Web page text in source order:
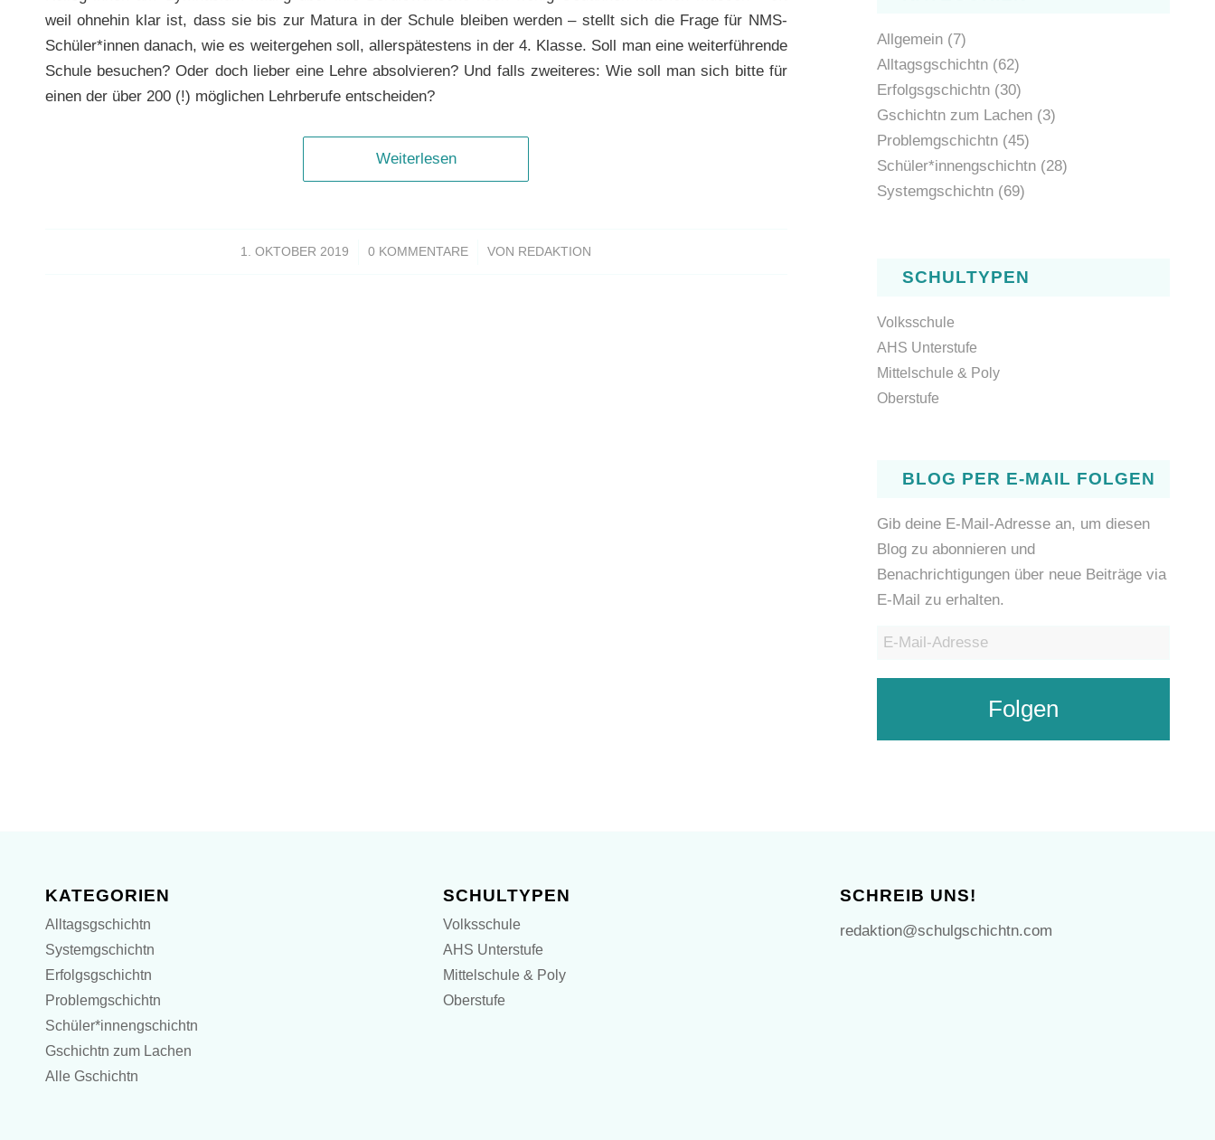
weil ohnehin klar ist, dass sie bis zur Matura in der Schule bleiben werden – stellt sich die Frage für NMS-
Schüler*innen danach, wie es weitergehen soll, allerspätestens in der 4. Klasse. Soll man eine weiterführende
Schule besuchen? Oder doch lieber eine Lehre absolvieren? Und falls zweiteres: Wie soll man sich bitte für
einen der über 200 (!) möglichen Lehrberufe entscheiden?
Weiterlesen
1. OKTOBER 2019
/ 0 KOMMENTARE
/ VON REDAKTION
Allgemein(7)
Alltagsgschichtn(62)
Erfolgsgschichtn(30)
Gschichtn zum Lachen(3)
Problemgschichtn(45)
Schüler*innengschichtn(28)
Systemgschichtn(69)
SCHULTYPEN
Volksschule
AHS Unterstufe
Mittelschule & Poly
Oberstufe
BLOG PER E-MAIL FOLGEN
Gib deine E-Mail-Adresse an, um diesen
Blog zu abonnieren und
Benachrichtigungen über neue Beiträge via
E-Mail zu erhalten.
E-
Folgen
KATEGORIEN
Alltagsgschichtn
Systemgschichtn
Erfolgsgschichtn
Problemgschichtn
Schüler*innengschichtn
Gschichtn zum Lachen
Alle Gschichtn
SCHULTYPEN
Volksschule
AHS Unterstufe
Mittelschule & Poly
Oberstufe
SCHREIB UNS!
redaktion@schulgschichtn.com